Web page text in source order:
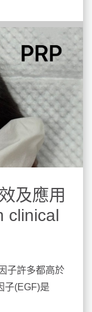
及應用
clinical
子許多都高於
子(EGF)是